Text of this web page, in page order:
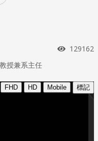
瀏覽次數
129162
授兼系主任